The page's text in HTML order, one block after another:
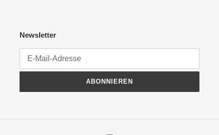
Newsletter
ABONNIEREN